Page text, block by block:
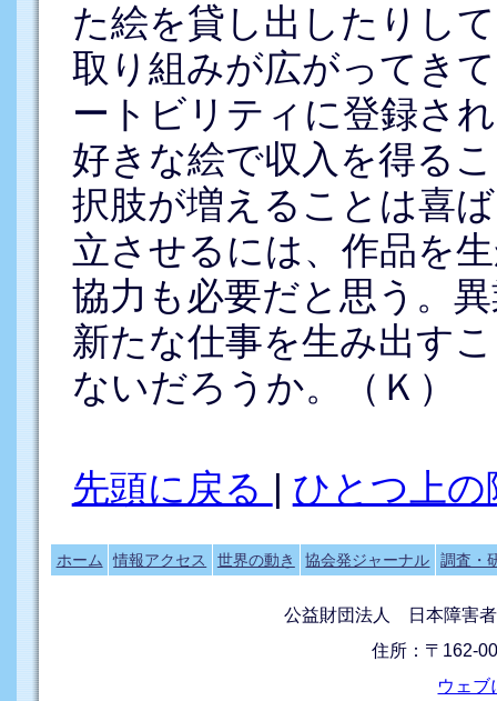
た絵を貸し出したりし
取り組みが広がってき
ートビリティに登録さ
好きな絵で収入を得る
択肢が増えることは喜
立させるには、作品を
協力も必要だと思う。
新たな仕事を生み出す
ないだろうか。（Ｋ）
先頭に戻る ひとつ上の
ホーム 情報アクセス 世界の動き 協会発ジャーナル 調査・
公益財団法人 日本障害
住所：〒162-
ウェブ